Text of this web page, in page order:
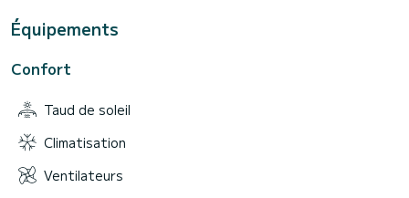
Équipements
Confort
Taud de soleil
Climatisation
Ventilateurs